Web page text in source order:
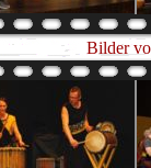
Bilder